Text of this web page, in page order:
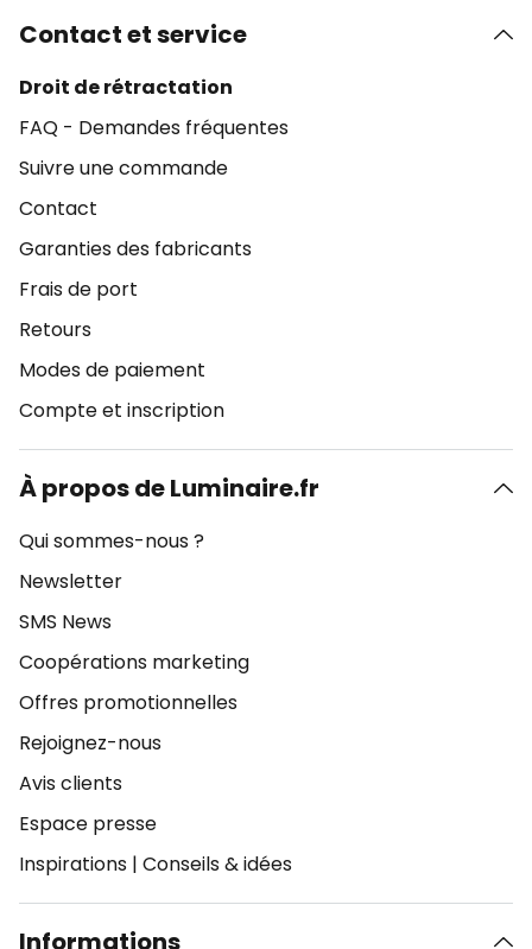
Contact et service
Droit de rétractation
FAQ - Demandes fréquentes
Suivre une commande
Contact
Garanties des fabricants
Frais de port
Retours
Modes de paiement
Compte et inscription
À propos de Luminaire.fr
Qui sommes-nous ?
Newsletter
SMS News
Coopérations marketing
Offres promotionnelles
Rejoignez-nous
Avis clients
Espace presse
Inspirations | Conseils & idées
Informations